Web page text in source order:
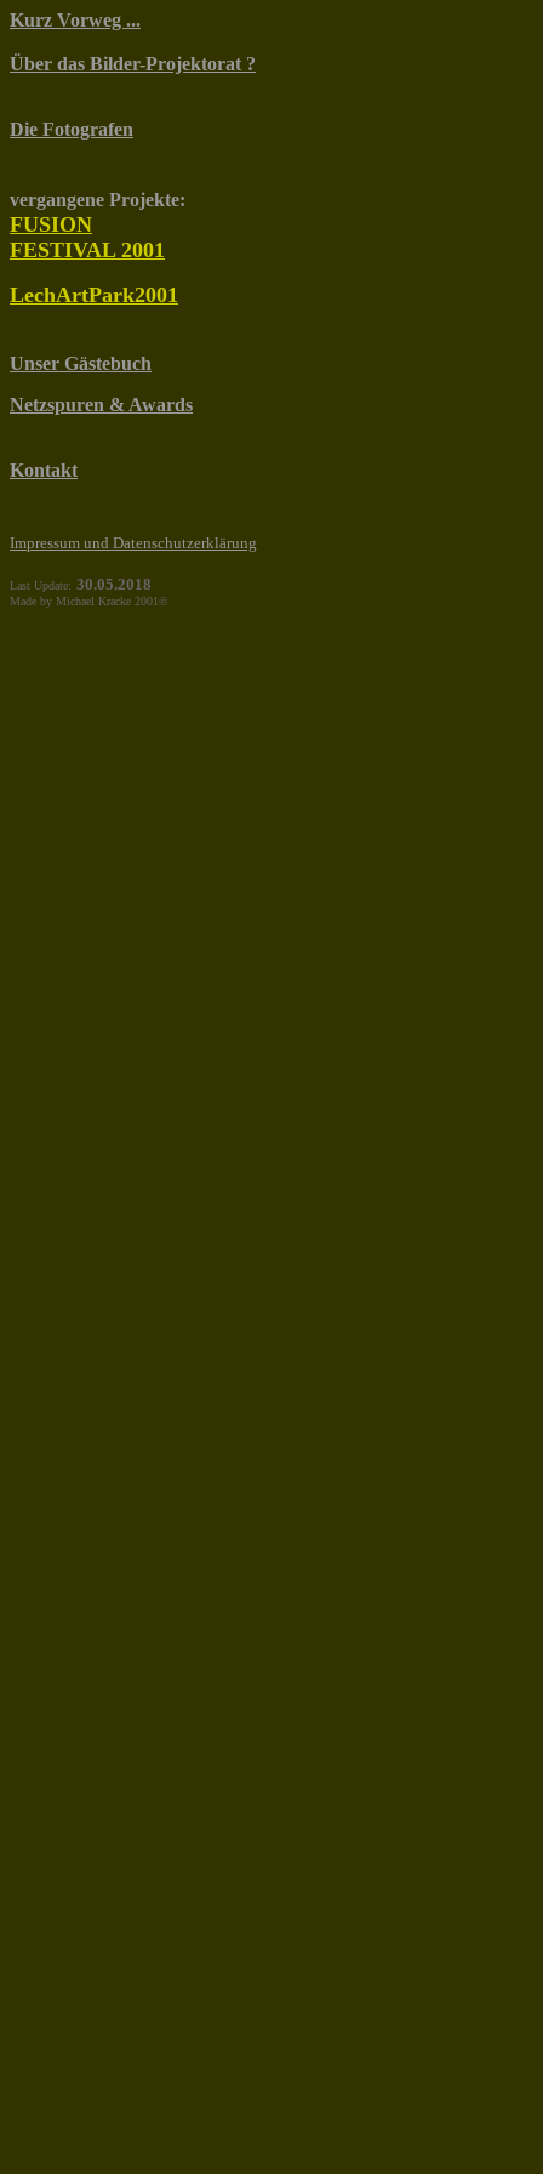
Kurz Vorweg ...
Über das Bilder-Projektorat ?
Die Fotografen
vergangene Projekte:
FUSION
FESTIVAL 2001
LechArtPark2001
Unser Gästebuch
Netzspuren & Awards
Kontakt
Impressum und Datenschutzerklärung
Last Update: 30.05.2018
Made by Michael Kracke 2001©